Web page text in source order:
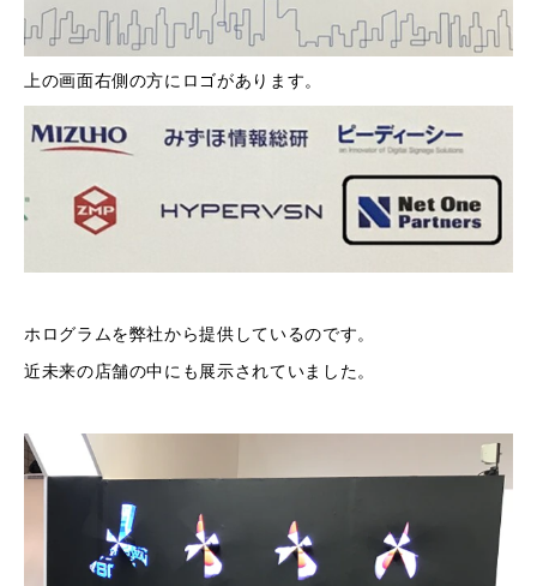
上の画面右側の方にロゴがあります。
ホログラムを弊社から提供しているのです。
近未来の店舗の中にも展示されていました。